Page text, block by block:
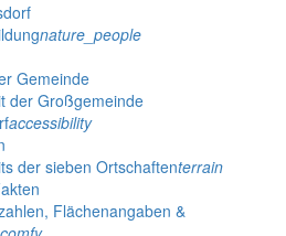
nature_people
Gemeinde
der Großgemeinde
accessibility
der sieben Ortschaftenterrain
Flächenangaben &